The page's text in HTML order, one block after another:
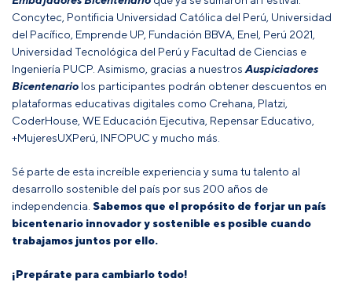
Concytec, Pontificia Universidad Católica del Perú, Universidad
del Pacífico, Emprende UP, Fundación BBVA, Enel, Perú 2021,
Universidad Tecnológica del Perú y Facultad de Ciencias e
Ingeniería PUCP. Asimismo, gracias a nuestrosAuspiciadores
Bicentenario los participantes podrán obtener descuentos en
plataformas educativas digitales como Crehana, Platzi,
CoderHouse, WE Educación Ejecutiva, Repensar Educativo,
+MujeresUXPerú, INFOPUC y mucho más.
Sé parte de esta increíble experiencia y suma tu talento al
desarrollo sostenible del país por sus 200 años de
independencia. Sabemos que el propósito de forjar un país
bicentenario innovador y sostenible es posible cuando
trabajamos juntos por ello.
¡Prepárate para cambiarlo todo!